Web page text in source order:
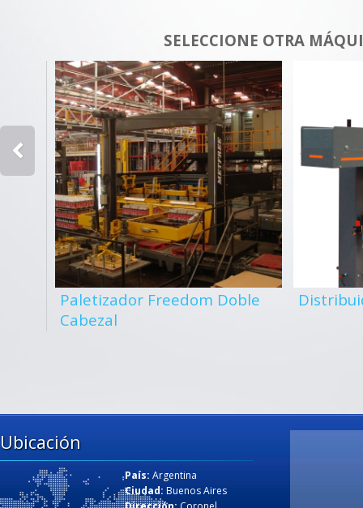
SELECCIONE OTRA
Paletizador Freedom Doble
Cabezal
Ubicación
País: Argentina
Ciudad: Buenos Aires